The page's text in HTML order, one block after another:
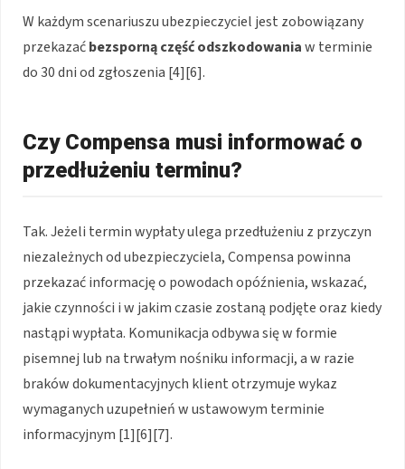
W każdym scenariuszu ubezpieczyciel jest zobowiązany
przekazaćbezsporną część odszkodowaniaw terminie
do 30 dni od zgłoszenia [4][6].
Czy Compensa musi informować o
przedłużeniu terminu?
Tak. Jeżeli termin wypłaty ulega przedłużeniu z przyczyn
niezależnych od ubezpieczyciela, Compensa powinna
przekazać informację o powodach opóźnienia, wskazać,
jakie czynności i w jakim czasie zostaną podjęte oraz kiedy
nastąpi wypłata. Komunikacja odbywa się w formie
pisemnej lub na trwałym nośniku informacji, a w razie
braków dokumentacyjnych klient otrzymuje wykaz
wymaganych uzupełnień w ustawowym terminie
informacyjnym [1][6][7].